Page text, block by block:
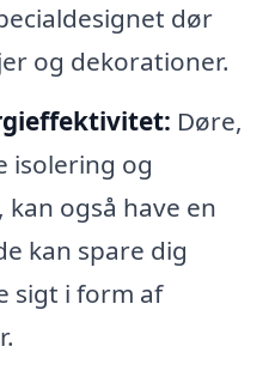
dør
og dekorationer.
Døre,
isolering og
også have en
kan spare dig
sigt i form af